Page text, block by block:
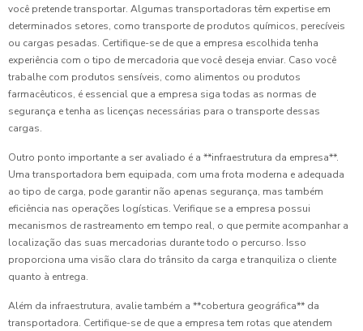
você pretende transportar. Algumas transportadoras têm expertise em
determinados setores, como transporte de produtos químicos, perecíveis
ou cargas pesadas. Certifique-se de que a empresa escolhida tenha
experiência com o tipo de mercadoria que você deseja enviar. Caso você
trabalhe com produtos sensíveis, como alimentos ou produtos
farmacêuticos, é essencial que a empresa siga todas as normas de
segurança e tenha as licenças necessárias para o transporte dessas
cargas.
Outro ponto importante a ser avaliado é a **infraestrutura da empresa**.
Uma transportadora bem equipada, com uma frota moderna e adequada
ao tipo de carga, pode garantir não apenas segurança, mas também
eficiência nas operações logísticas. Verifique se a empresa possui
mecanismos de rastreamento em tempo real, o que permite acompanhar a
localização das suas mercadorias durante todo o percurso. Isso
proporciona uma visão clara do trânsito da carga e tranquiliza o cliente
quanto à entrega.
Além da infraestrutura, avalie também a **cobertura geográfica** da
transportadora. Certifique-se de que a empresa tem rotas que atendem